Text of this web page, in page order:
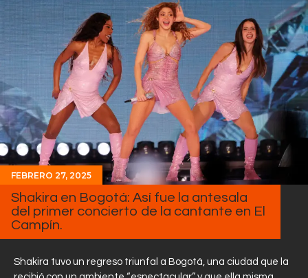
FEBRERO 27, 2025
Shakira en Bogotá: Así fue la antesala
del primer concierto de la cantante en El
Campín.
Shakira tuvo un regreso triunfal a Bogotá, una ciudad que la